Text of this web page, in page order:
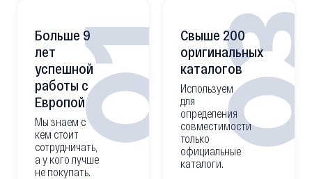
01
Больше 9
лет
успешной
работы с
Европой
Мы знаем с
кем стоит
сотрудничать,
а у кого лучше
не покупать.
Свыше 200
оригинальных
каталогов
Используем
для
определения
совместимости
только
официальные
каталоги.